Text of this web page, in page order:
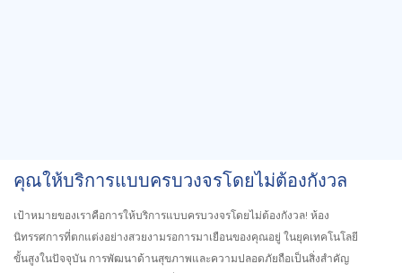
คุณให้บริการแบบครบวงจรโดยไม่ต้องกังวล
เป้าหมายของเราคือการให้บริการแบบครบวงจรโดยไม่ต้องกังวล! ห้อง
นิทรรศการที่ตกแต่งอย่างสวยงามรอการมาเยือนของคุณอยู่ ในยุคเทคโนโลยี
ขั้นสูงในปัจจุบัน การพัฒนาด้านสุขภาพและความปลอดภัยถือเป็นสิ่งสำคัญ